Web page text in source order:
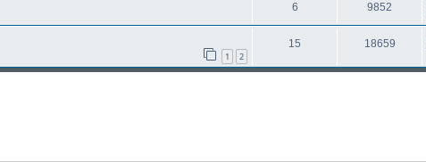
6 9852
1 2
15 18659